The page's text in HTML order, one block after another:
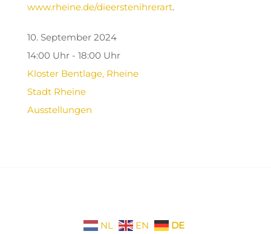
www.rheine.de/dieerstenihrerart.
10. September 2024
14:00 Uhr - 18:00 Uhr
Kloster Bentlage, Rheine
Stadt Rheine
Ausstellungen
NL EN DE